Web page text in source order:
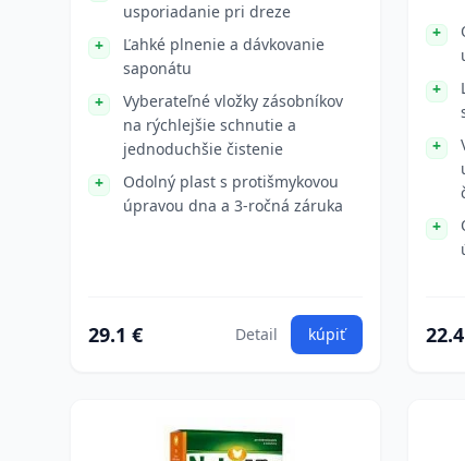
usporiadanie pri dreze
Ľahké plnenie a dávkovanie
saponátu
Vyberateľné vložky zásobníkov
na rýchlejšie schnutie a
jednoduchšie čistenie
Odolný plast s protišmykovou
úpravou dna a 3-ročná záruka
29.1 € Detail kúpiť